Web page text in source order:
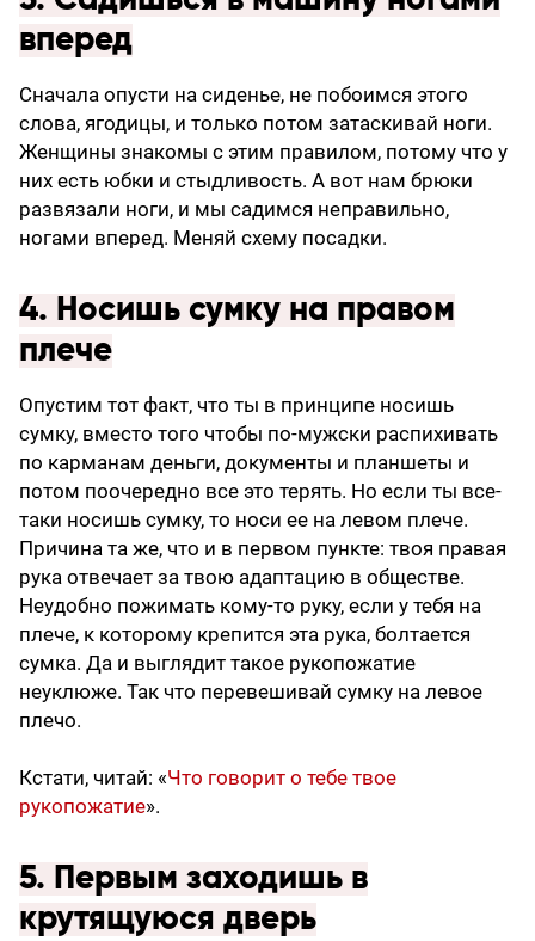
вперед
Сначала опусти на сиденье, не побоимся этого
слова, ягодицы, и только потом затаскивай ноги.
Женщины знакомы с этим правилом, потому что у
них есть юбки и стыдливость. А вот нам брюки
развязали ноги, и мы садимся неправильно,
ногами вперед. Меняй схему посадки.
4. Носишь сумку на правом
плече
Опустим тот факт, что ты в принципе носишь
сумку, вместо того чтобы по-мужски распихивать
по карманам деньги, документы и планшеты и
потом поочередно все это терять. Но если ты все-
таки носишь сумку, то носи ее на левом плече.
Причина та же, что и в первом пункте: твоя правая
рука отвечает за твою адаптацию в обществе.
Неудобно пожимать кому-то руку, если у тебя на
плече, к которому крепится эта рука, болтается
сумка. Да и выглядит такое рукопожатие
неуклюже. Так что перевешивай сумку на левое
плечо.
Кстати, читай: «Что говорит о тебе твое
рукопожатие».
5. Первым заходишь в
крутящуюся дверь